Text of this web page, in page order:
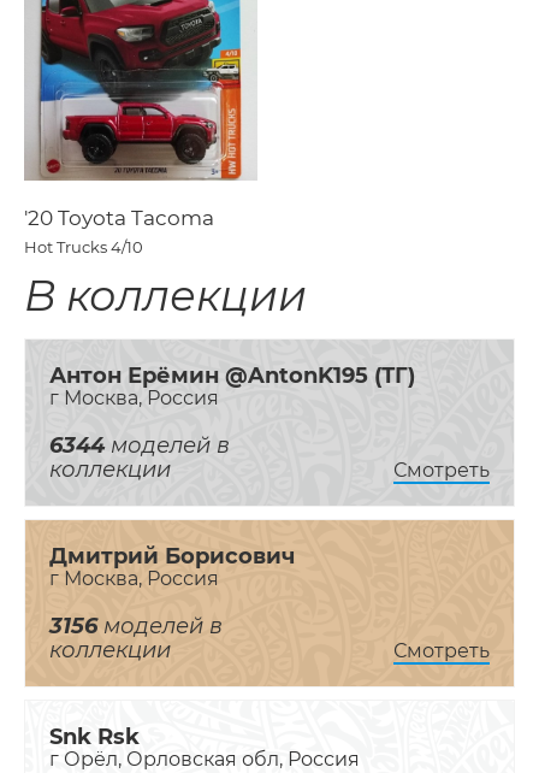
'20 Toyota Tacoma
Hot Trucks4/10
В коллекции
Антон Ерёмин @AntonK195 (ТГ)
г Москва, Россия
6344моделей в
коллекции
Смотреть
Дмитрий Борисович
г Москва, Россия
3156моделей в
коллекции
Смотреть
Snk Rsk
г Орёл, Орловская обл, Россия